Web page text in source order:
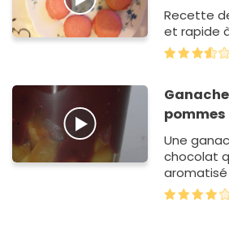
Recette
et rapide
pommes
Une
chocolat
caramel)
pommes